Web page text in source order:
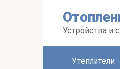
Устройства и
Утеплители